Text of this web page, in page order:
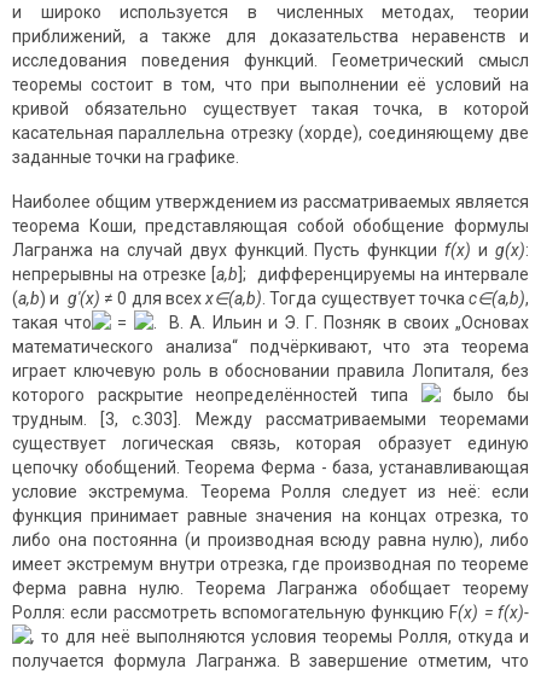
и широко используется в численных методах, теории
приближений, а также для доказательства неравенств и
исследования поведения функций. Геометрический смысл
теоремы состоит в том, что при выполнении её условий на
кривой обязательно существует такая точка, в которой
касательная параллельна отрезку (хорде), соединяющему две
заданные точки на графике.
Наиболее общим утверждением из рассматриваемых является
теорема Коши, представляющая собой обобщение формулы
Лагранжа на случай двух функций. Пусть функции f(x) иg(x):
непрерывны на отрезке [a,b ]; дифференцируемы на интервале
(a,b) и g′(x) ≠ 0 для всехx∈(a,b) . Тогда существует точка c∈(a,b),
такая что
=
. В. А. Ильин и Э. Г. Позняк в своих „Основах
математического анализа“ подчёркивают, что эта теорема
играет ключевую роль в обосновании правила Лопиталя, без
которого раскрытие неопределённостей типа
было бы
трудным. [3, с.303]. Между рассматриваемыми теоремами
существует логическая связь, которая образует единую
цепочку обобщений. Теорема Ферма - база, устанавливающая
условие экстремума. Теорема Ролля следует из неё: если
функция принимает равные значения на концах отрезка, то
либо она постоянна (и производная всюду равна нулю), либо
имеет экстремум внутри отрезка, где производная по теореме
Ферма равна нулю. Теорема Лагранжа обобщает теорему
Ролля: если рассмотреть вспомогательную функцию F(x) = f(x)-
, то для неё выполняются условия теоремы Ролля, откуда и
получается формула Лагранжа. В завершение отметим, что